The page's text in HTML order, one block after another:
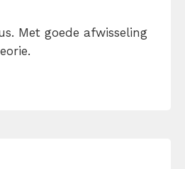
Met goede afwisseling